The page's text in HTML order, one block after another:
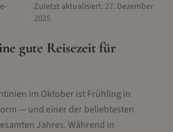
·Zuletzt aktualisiert:27. Dezember
2025
gute Reisezeit für
im Oktober ist Frühling in
— und einer der beliebtesten
Jahres. Während in